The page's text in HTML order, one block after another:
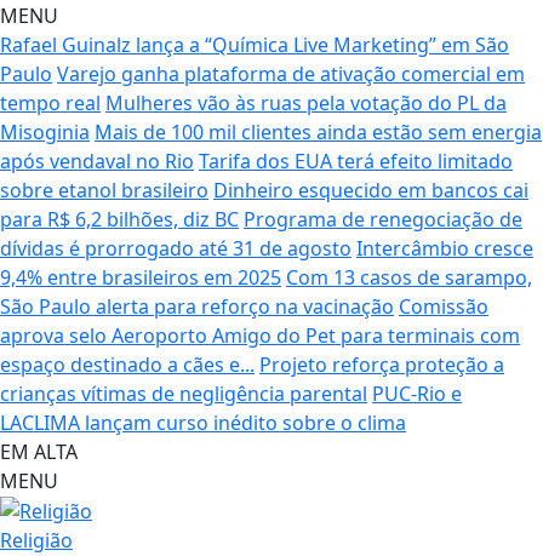
MENU
Rafael Guinalz lança a “Química Live Marketing” em São
Paulo Varejo ganha plataforma de ativação comercial em
tempo real Mulheres vão às ruas pela votação do PL da
Misoginia Mais de 100 mil clientes ainda estão sem energia
após vendaval no Rio Tarifa dos EUA terá efeito limitado
sobre etanol brasileiro Dinheiro esquecido em bancos cai
para R$ 6,2 bilhões, diz BC Programa de renegociação de
dívidas é prorrogado até 31 de agosto Intercâmbio cresce
9,4% entre brasileiros em 2025 Com 13 casos de sarampo,
São Paulo alerta para reforço na vacinação Comissão
aprova selo Aeroporto Amigo do Pet para terminais com
espaço destinado a cães e... Projeto reforça proteção a
crianças vítimas de negligência parental PUC-Rio e
LACLIMA lançam curso inédito sobre o clima
EM ALTA
MENU
Religião